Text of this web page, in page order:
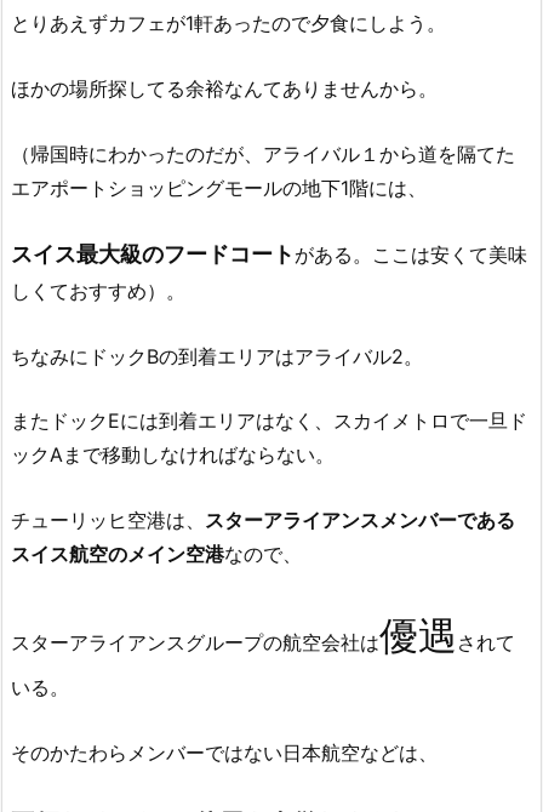
とりあえずカフェが1軒あったので夕食にしよう。
ほかの場所探してる余裕なんてありませんから。
（帰国時にわかったのだが、アライバル１から道を隔てた
エアポートショッピングモールの地下1階には、
スイス最大級のフードコート がある。ここは安くて美味
しくておすすめ）。
ちなみにドックBの到着エリアはアライバル2。
またドックEには到着エリアはなく、スカイメトロで一旦ド
ックAまで移動しなければならない。
チューリッヒ空港は、 スターアライアンスメンバーである
スイス航空のメイン空港なので、
スターアライアンスグループの航空会社は優遇 されて
いる。
そのかたわらメンバーではない日本航空などは、